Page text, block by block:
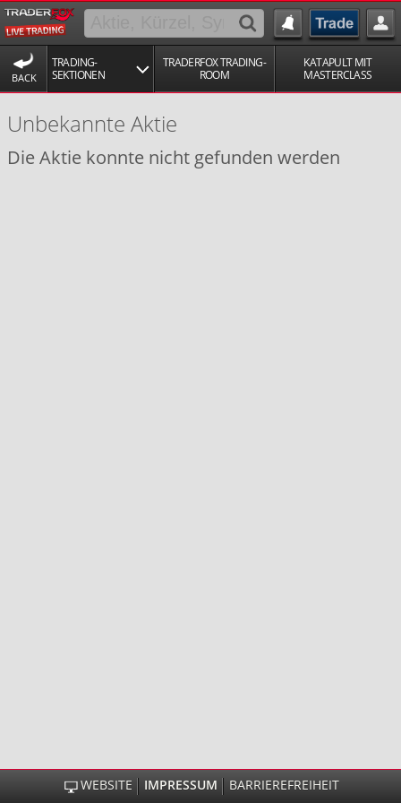
BACK
TRADING-
SEKTIONEN
TRADERFOX TRADING-
ROOM
KATAPULT MIT
MASTERCLASS
Unbekannte Aktie
Die Aktie konnte nicht gefunden werden
WEBSITE IMPRESSUM BARRIEREFREIHEIT